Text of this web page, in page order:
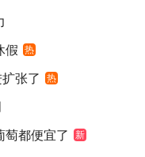
假 热
张了 热
萄都便宜了 新